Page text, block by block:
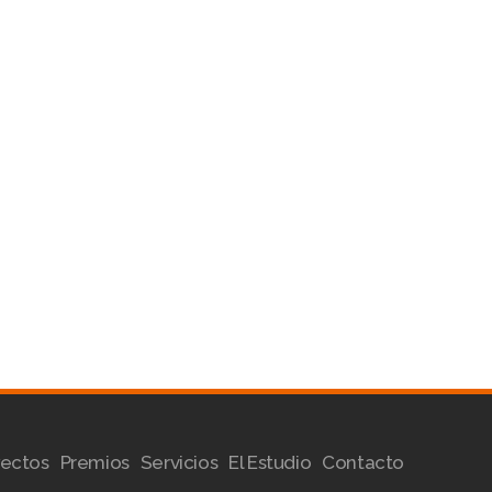
Premios Servicios El Estudio Contacto